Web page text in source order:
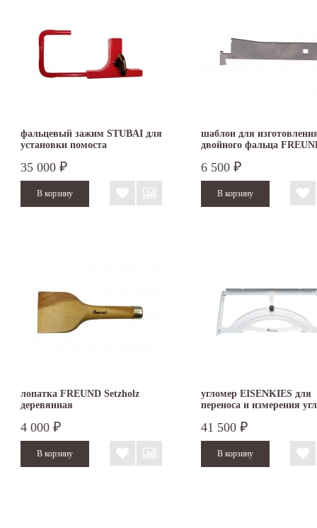
фальцевый зажим STUBAI для
установки помоста
35 000 ₽
шаблон для
двойного фальца
6 500 ₽
лопатка FREUND Setzholz
деревянная
4 000 ₽
угломер EISENKIES для
переноса и измерения
41 500 ₽